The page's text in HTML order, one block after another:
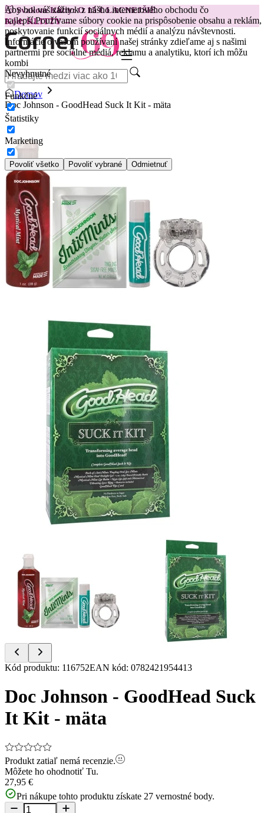
Aby bol váš zážitok z nášho internetového obchodu čo
najlepší.Používame súbory cookie na prispôsobenie obsahu a reklám,
poskytovanie funkcií sociálnych médií a analýzu návštevnosti.
Informácie o vašom používaní našej stránky zdieľame aj s našimi
partnermi pre sociálne médiá, reklamu a analytiku, ktorí ich môžu
kombi
Nevyhnutné
Funkčné
Štatistiky
Marketing
Povoliť všetko Povoliť vybrané Odmietnuť
😽Svakom Klitty: O 15 € LACNEJŠIE
Kód: KLITTY →
Domov
Doc Johnson - GoodHead Suck It Kit - mäta
Item
of
Kód produktu: 116752EAN kód: 0782421954413
Doc Johnson - GoodHead Suck
It Kit - mäta
Produkt zatiaľ nemá recenzie.
Môžete ho ohodnotiť Tu.
27,95 €
Pri nákupe tohto produktu získate 27 vernostné body.